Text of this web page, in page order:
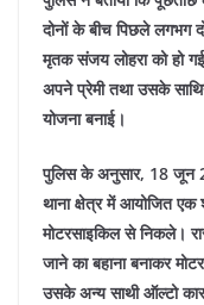
दोनों के बीच पिछले लगभग
मृतक संजय लोहरा को हो
अपने प्रेमी तथा उसके
योजना बनाई।
पुलिस के अनुसार, 18 जून
थाना क्षेत्र में आयोजित एक
मोटरसाइकिल से निकले।
जाने का बहाना बनाकर
उसके अन्य साथी ऑल्टो